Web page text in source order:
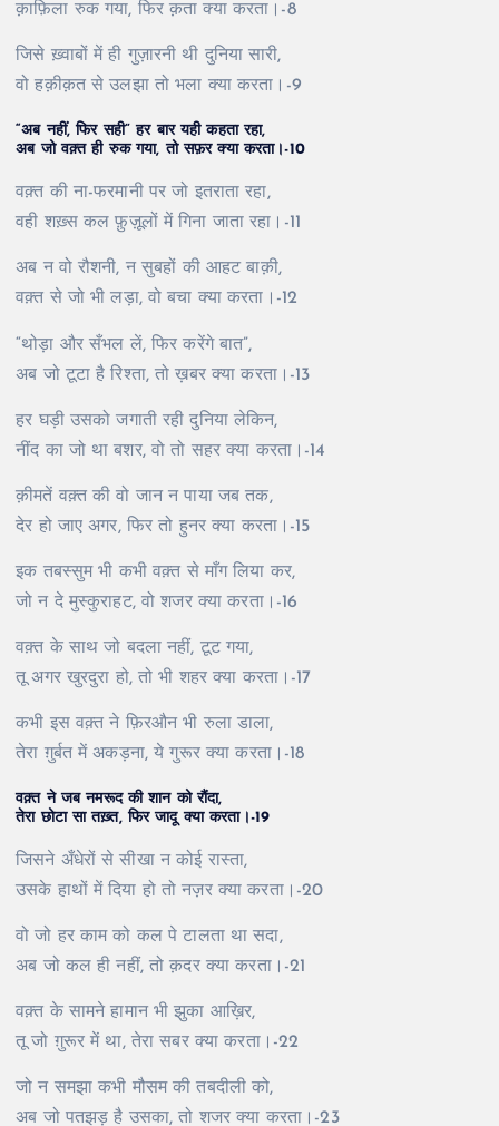
क़ाफ़िला रुक गया, फिर क़ता क्या करता।-8
जिसे ख़्वाबों में ही गुज़ारनी थी दुनिया सारी,
वो हक़ीक़त से उलझा तो भला क्या करता।-9
“अब नहीं, फिर सही” हर बार यही कहता रहा,
अब जो वक़्त ही रुक गया, तो सफ़र क्या करता।-10
वक़्त की ना-फरमानी पर जो इतराता रहा,
वही शख़्स कल फ़ुज़ूलों में गिना जाता रहा।-11
अब न वो रौशनी, न सुबहों की आहट बाक़ी,
वक़्त से जो भी लड़ा, वो बचा क्या करता।-12
“थोड़ा और सँभल लें, फिर करेंगे बात”,
अब जो टूटा है रिश्ता, तो ख़बर क्या करता।-13
हर घड़ी उसको जगाती रही दुनिया लेकिन,
नींद का जो था बशर, वो तो सहर क्या करता।-14
क़ीमतें वक़्त की वो जान न पाया जब तक,
देर हो जाए अगर, फिर तो हुनर क्या करता।-15
इक तबस्सुम भी कभी वक़्त से माँग लिया कर,
जो न दे मुस्कुराहट, वो शजर क्या करता।-16
वक़्त के साथ जो बदला नहीं, टूट गया,
तू अगर खुरदुरा हो, तो भी शहर क्या करता।-17
कभी इस वक़्त ने फ़िरऔन भी रुला डाला,
तेरा ग़ुर्बत में अकड़ना, ये गुरूर क्या करता।-18
वक़्त ने जब नमरूद की शान को रौंदा,
तेरा छोटा सा तख़्त, फिर जादू क्या करता।-19
जिसने अँधेरों से सीखा न कोई रास्ता,
उसके हाथों में दिया हो तो नज़र क्या करता।-20
वो जो हर काम को कल पे टालता था सदा,
अब जो कल ही नहीं, तो क़दर क्या करता।-21
वक़्त के सामने हामान भी झुका आख़िर,
तू जो ग़ुरूर में था, तेरा सबर क्या करता।-22
जो न समझा कभी मौसम की तबदीली को,
अब जो पतझड़ है उसका, तो शजर क्या करता।-23